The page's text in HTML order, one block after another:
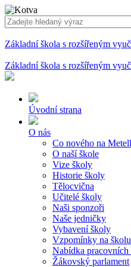
Základní škola s rozšířeným
Základní škola s rozšířeným
Úvodní strana
O nás
Co nového na
O naší škole
Vize školy
Historie školy
Tělocvična
Učitelé školy
Naši sponzoři
Naše jedničky
Vybavení školy
Vzpomínky na školu
Nabídka pracovních
Žákovský parlament